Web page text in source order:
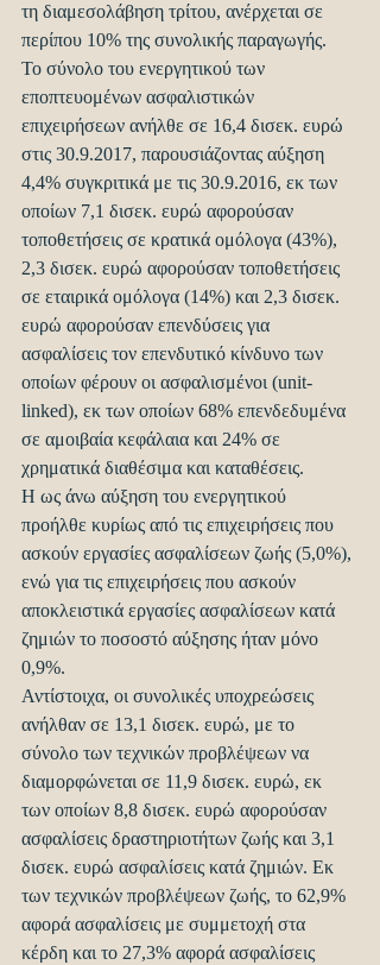
τη διαμεσολάβηση τρίτου, ανέρχεται σε
περίπου 10% της συνολικής παραγωγής.
Το σύνολο του ενεργητικού των
εποπτευομένων ασφαλιστικών
επιχειρήσεων ανήλθε σε 16,4 δισεκ. ευρώ
στις 30.9.2017, παρουσιάζοντας αύξηση
4,4% συγκριτικά με τις 30.9.2016, εκ των
οποίων 7,1 δισεκ. ευρώ αφορούσαν
τοποθετήσεις σε κρατικά ομόλογα (43%),
2,3 δισεκ. ευρώ αφορούσαν τοποθετήσεις
σε εταιρικά ομόλογα (14%) και 2,3 δισεκ.
ευρώ αφορούσαν επενδύσεις για
ασφαλίσεις τον επενδυτικό κίνδυνο των
οποίων φέρουν οι ασφαλισμένοι (unit-
linked), εκ των οποίων 68% επενδεδυμένα
σε αμοιβαία κεφάλαια και 24% σε
χρηματικά διαθέσιμα και καταθέσεις.
Η ως άνω αύξηση του ενεργητικού
προήλθε κυρίως από τις επιχειρήσεις που
ασκούν εργασίες ασφαλίσεων ζωής (5,0%),
ενώ για τις επιχειρήσεις που ασκούν
αποκλειστικά εργασίες ασφαλίσεων κατά
ζημιών το ποσοστό αύξησης ήταν μόνο
0,9%.
Αντίστοιχα, οι συνολικές υποχρεώσεις
ανήλθαν σε 13,1 δισεκ. ευρώ, με το
σύνολο των τεχνικών προβλέψεων να
διαμορφώνεται σε 11,9 δισεκ. ευρώ, εκ
των οποίων 8,8 δισεκ. ευρώ αφορούσαν
ασφαλίσεις δραστηριοτήτων ζωής και 3,1
δισεκ. ευρώ ασφαλίσεις κατά ζημιών. Εκ
των τεχνικών προβλέψεων ζωής, το 62,9%
αφορά ασφαλίσεις με συμμετοχή στα
κέρδη και το 27,3% αφορά ασφαλίσεις